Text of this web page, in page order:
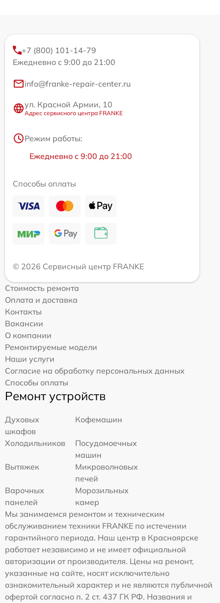
+7 (800) 101-14-79
Ежедневно с 9:00 до 21:00
info@franke-repair-center.ru
ул. Красной Армии, 10
Адрес сервисного центра FRANKE
Режим работы:
Ежедневно с 9:00 до 21:00
Способы оплаты
© 2026 Сервисный центр FRANKE
Стоимость ремонта
Оплата и доставка
Контакты
Вакансии
О компании
Ремонтируемые модели
Наши услуги
Согласие на обработку персональных данных
Способы оплаты
Ремонт устройств
Духовых
шкафов
Кофемашин
Холодильников
Посудомоечных
машин
Вытяжек
Микроволновых
печей
Варочных
панелей
Морозильных
камер
Мы занимаемся ремонтом и техническим
обслуживанием техники FRANKE по истечении
гарантийного периода. Наш центр в Красноярске
работает независимо и не имеет официальной
авторизации от производителя. Цены на ремонт,
указанные на сайте, носят исключительно
ознакомительный характер и не являются публичной
офертой согласно п. 2 ст. 437 ГК РФ. Названия и